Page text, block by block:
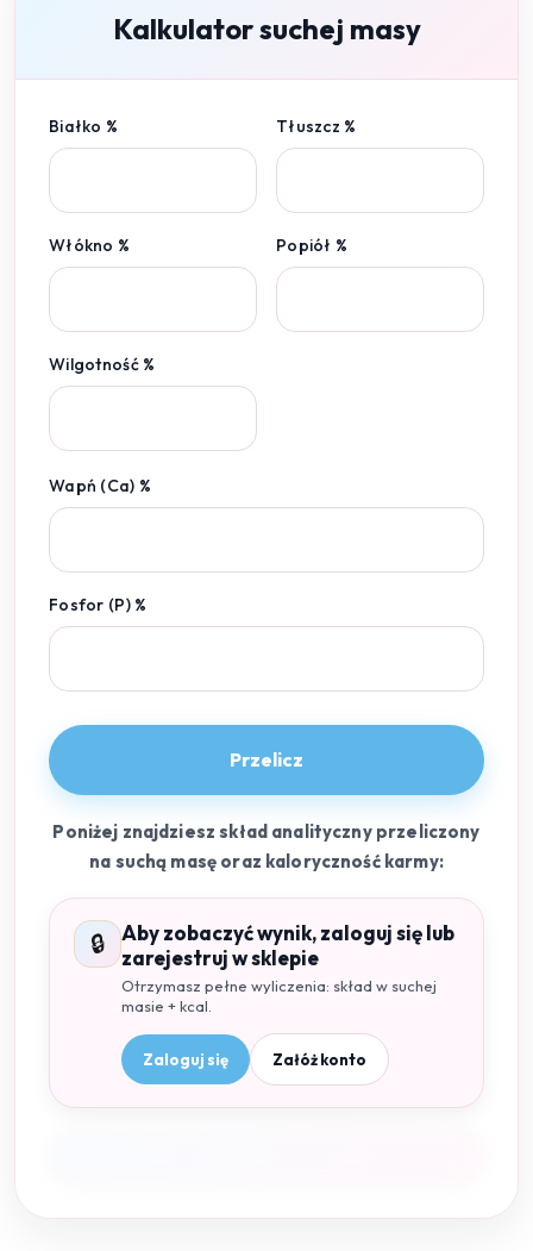
Kalkulator suchej masy
Białko % Tłuszcz %
Włókno % Popiół %
Wilgotność %
Wapń (Ca) %
Fosfor (P) %
Przelicz
Poniżej znajdziesz skład analityczny przeliczony
na suchą masę oraz kaloryczność karmy:
🔒
Aby zobaczyć wynik, zaloguj się lub
zarejestruj w sklepie
Otrzymasz pełne wyliczenia: skład w suchej
masie + kcal.
Zaloguj się Załóż konto